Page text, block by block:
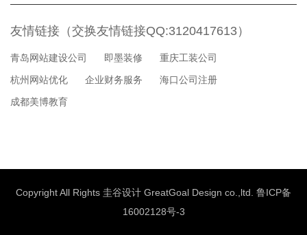
友情链接（交换友情链接QQ:3120417613）
青岛网站建设公司 即墨装修
重庆工装公司
杭州网站优化
企业财务服务
海口公司注册
成都美博教育
Copyright All Rights 圭谷设计 GreatGoal Design co.,ltd. 鲁ICP备
16002128号-3